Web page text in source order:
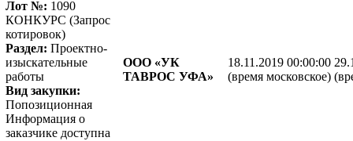
Лот №: 1090
КОНКУРС (Запрос
котировок)
Раздел: Проектно-
изыскательные
работы
Вид закупки:
Попозиционная
Информация о
заказчике доступна
ООО «УК
ТАВРОС УФА»
18.11.2019 00:00:00
(время московское)